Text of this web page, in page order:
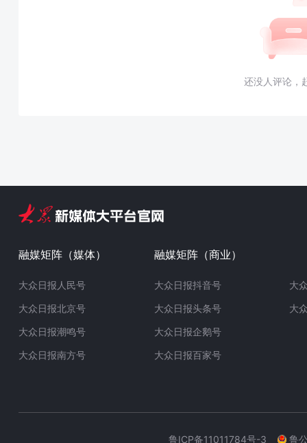
还没人评论，
融媒矩阵（媒体）
大众日报人民号
大众日报北京号
大众日报潮鸣号
大众日报南方号
融媒矩阵（商业）
大众日报抖音号
大众日报头条号
大众日报企鹅号
大众日报百家号
大
大
鲁ICP备11011784号-3 鲁